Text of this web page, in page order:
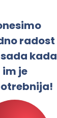
radost
kada
im je